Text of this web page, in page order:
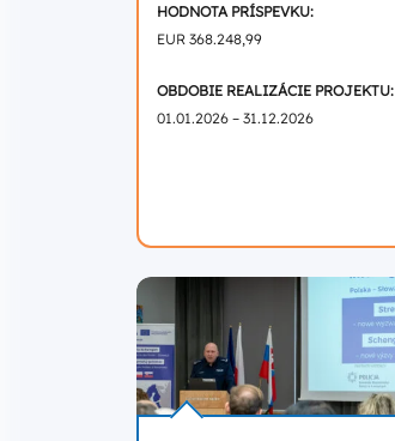
HODNOTA PRÍSPEVKU:
EUR 368.248,99
OBDOBIE REALIZÁCIE PROJEKTU:
01.01.2026 – 31.12.2026